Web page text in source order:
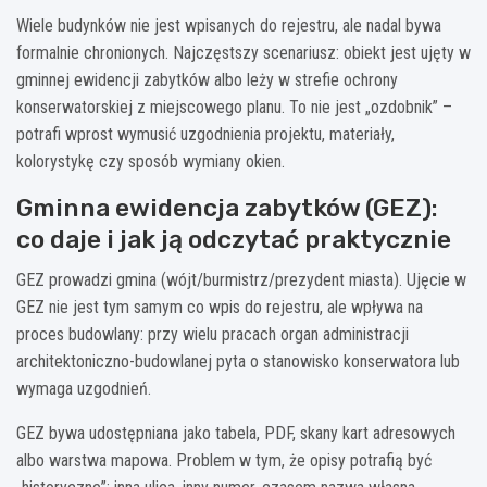
Wiele budynków nie jest wpisanych do rejestru, ale nadal bywa
formalnie chronionych. Najczęstszy scenariusz: obiekt jest ujęty w
gminnej ewidencji zabytków albo leży w strefie ochrony
konserwatorskiej z miejscowego planu. To nie jest „ozdobnik” –
potrafi wprost wymusić uzgodnienia projektu, materiały,
kolorystykę czy sposób wymiany okien.
Gminna ewidencja zabytków (GEZ):
co daje i jak ją odczytać praktycznie
GEZ prowadzi gmina (wójt/burmistrz/prezydent miasta). Ujęcie w
GEZ nie jest tym samym co wpis do rejestru, ale wpływa na
proces budowlany: przy wielu pracach organ administracji
architektoniczno-budowlanej pyta o stanowisko konserwatora lub
wymaga uzgodnień.
GEZ bywa udostępniana jako tabela, PDF, skany kart adresowych
albo warstwa mapowa. Problem w tym, że opisy potrafią być